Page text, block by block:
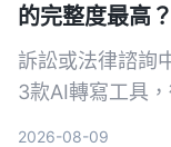
的完整度最高？
訴訟或法律諮詢
3款AI轉寫工具
2026-08-09